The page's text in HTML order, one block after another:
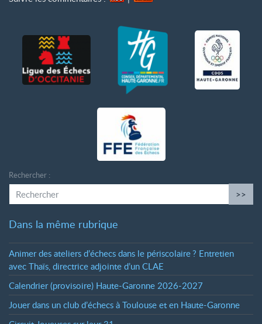
Rechercher :
>>
Dans la même rubrique
Animer des ateliers d’échecs dans le périscolaire ? Entretien
avec Thaïs, directrice adjointe d’un CLAE
Calendrier (provisoire) Haute-Garonne 2026-2027
Jouer dans un club d’échecs à Toulouse et en Haute-Garonne